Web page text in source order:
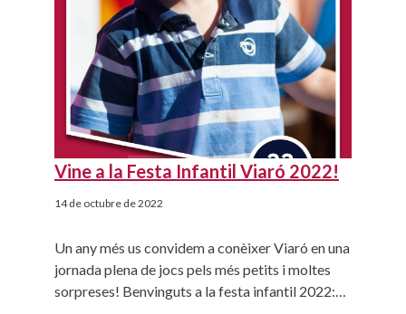
Vine a la Festa Infantil Viaró 2022!
14 de octubre de 2022
Un any més us convidem a conèixer Viaró en una
jornada plena de jocs pels més petits i moltes
sorpreses! Benvinguts a la festa infantil 2022: